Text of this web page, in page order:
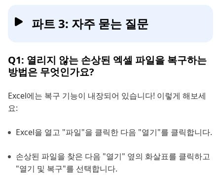
파트 3: 자주 묻는 질문
Q1: 열리지 않는 손상된 엑셀 파일을 복구하는
방법은 무엇인가요?
Excel에는 복구 기능이 내장되어 있습니다! 이렇게 해보세
요:
Excel을 열고 "파일"을 클릭한 다음 "열기"를 클릭합니다.
손상된 파일을 찾은 다음 "열기" 옆의 화살표를 클릭하고
"열기 및 복구"를 선택합니다.